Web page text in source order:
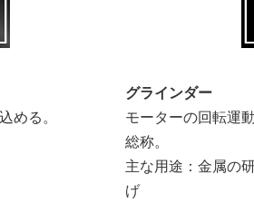
める。
グラインダー
モーターの回転運
総称。
主な用途：金属の
げ